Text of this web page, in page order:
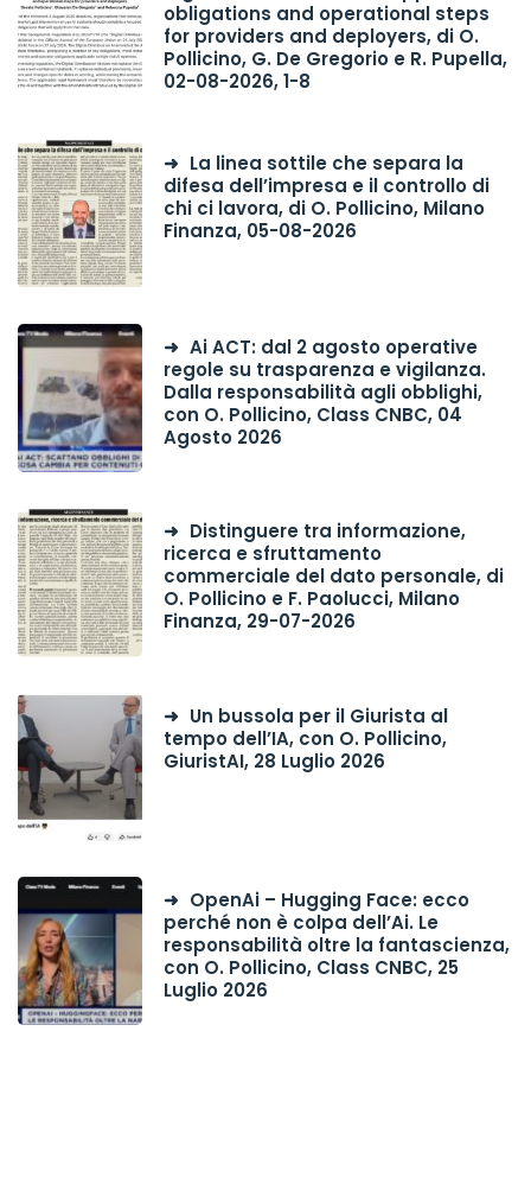
obligations and operational steps
for providers and deployers, di O.
Pollicino, G. De Gregorio e R. Pupella,
02-08-2026, 1-8
La linea sottile che separa la
difesa dell’impresa e il controllo di
chi ci lavora, di O. Pollicino, Milano
Finanza, 05-08-2026
Ai ACT: dal 2 agosto operative
regole su trasparenza e vigilanza.
Dalla responsabilità agli obblighi,
con O. Pollicino, Class CNBC, 04
Agosto 2026
Distinguere tra informazione,
ricerca e sfruttamento
commerciale del dato personale, di
O. Pollicino e F. Paolucci, Milano
Finanza, 29-07-2026
Un bussola per il Giurista al
tempo dell’IA, con O. Pollicino,
GiuristAI, 28 Luglio 2026
OpenAi – Hugging Face: ecco
perché non è colpa dell’Ai. Le
responsabilità oltre la fantascienza,
con O. Pollicino, Class CNBC, 25
Luglio 2026